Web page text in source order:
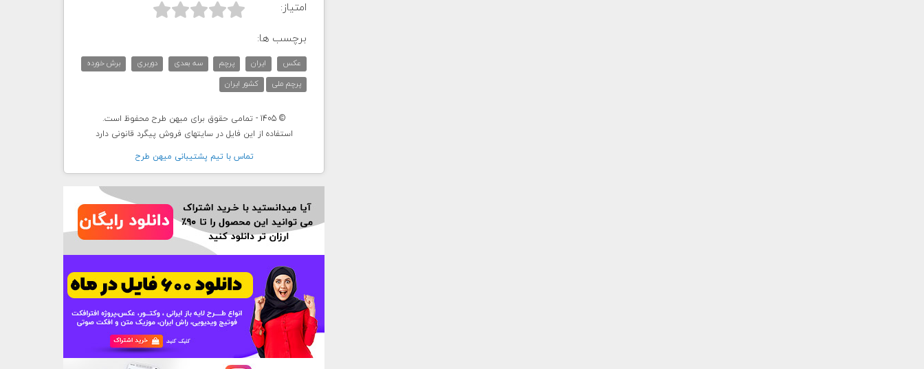
امتیاز: 


برچسب ها:
عکس ایران پرچم سه بعدی دوربری
برش خورده
پرچم ملی
کشور ایران
© 1405 - تمامی حقوق برای میهن طرح محفوظ است.
استفاده از این فایل در سایتهای فروش پیگرد قانونی دارد
تماس با تيم پشتيبانی ميهن طرح